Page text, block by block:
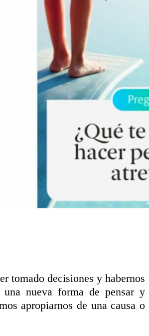
tomado decisiones y habernos
una nueva forma de pensar y
apropiarnos de una causa o